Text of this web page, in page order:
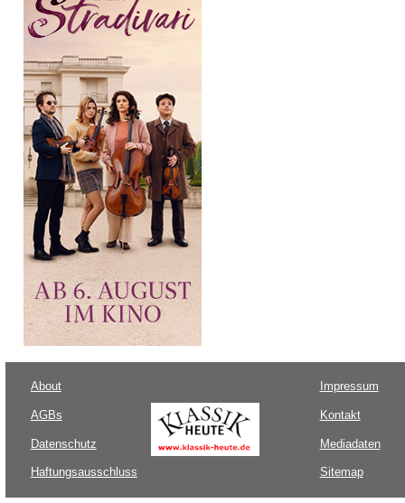
About
AGBs
Datenschutz
Haftungsausschluss
Impressum
Kontakt
Mediadaten
Sitemap